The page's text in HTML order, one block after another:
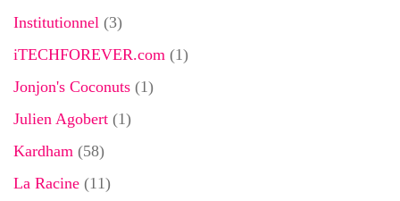
Institutionnel (3)
iTECHFOREVER.com (1)
Jonjon's Coconuts (1)
Julien Agobert (1)
Kardham (58)
La Racine (11)